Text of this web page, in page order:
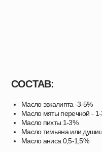
Масло эвкалипта -3-5%
Масло мяты перечной -
Масло пихты 1-3%
Масло тимьяна или
Масло аниса 0,5-1,5%
СОСТАВ: